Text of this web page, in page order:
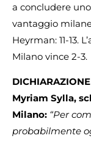
a concludere
vantaggio
Heyrman: 11-13.
Milano vince 2-3.
Myriam Sylla,
Milano: “Per
probabilmente